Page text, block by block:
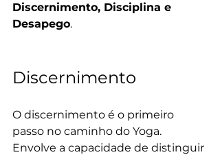
Discernimento, Disciplina e
Desapego.
Discernimento
O discernimento é o primeiro
passo no caminho do Yoga.
Envolve a capacidade de distinguir